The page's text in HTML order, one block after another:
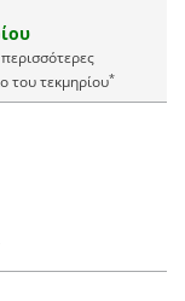
του τεκμηρίου*